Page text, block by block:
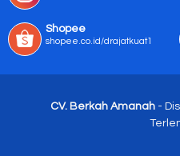
Shopee
shopee.co.id/drajatkuat1
CV. Berkah Amanah -